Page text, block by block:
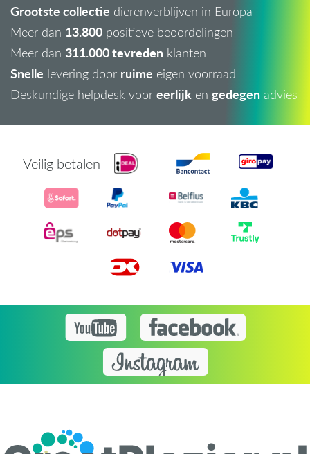
Grootste collectie dierenverblijven in Europa
Meer dan 13.800 positieve beoordelingen
Meer dan 311.000 tevreden klanten
Snelle levering door ruime eigen voorraad
Deskundige helpdesk voor eerlijk en gedegen advies
Veilig betalen